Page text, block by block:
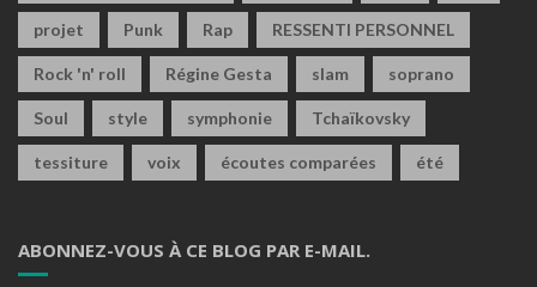
projet Punk Rap RESSENTI PERSONNEL
Rock 'n' roll Régine Gesta slam soprano
Soul style symphonie Tchaïkovsky
tessiture voix écoutes comparées été
ABONNEZ-VOUS À CE BLOG PAR E-MAIL.